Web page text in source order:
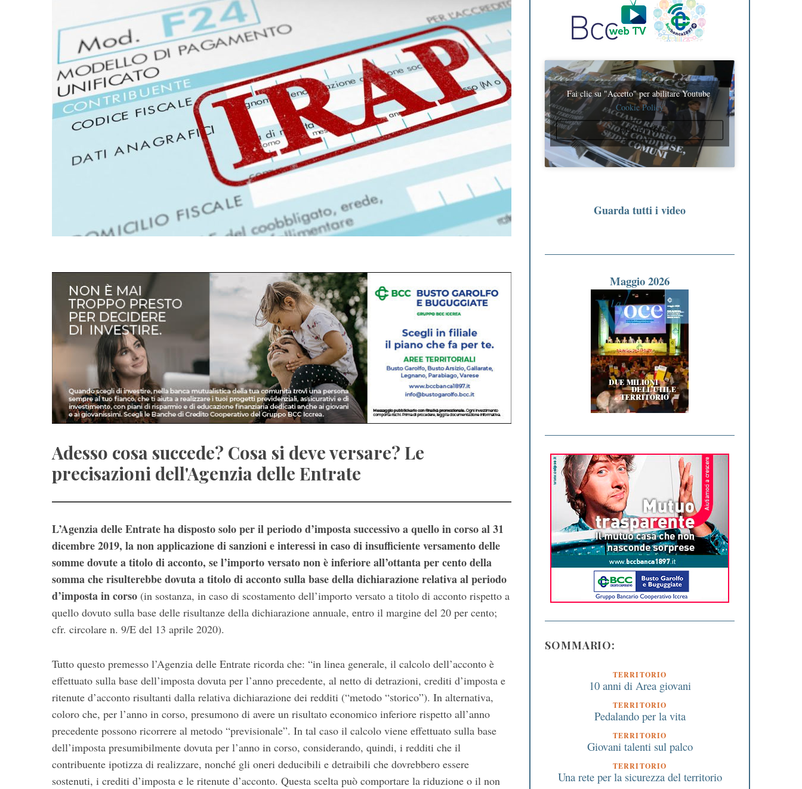
Adesso cosa succede? Cosa si deve versare? Le
precisazioni dell'Agenzia delle Entrate
L’Agenzia delle Entrate ha disposto solo per il periodo d’imposta successivo a quello in corso al 31
dicembre 2019, la non applicazione di sanzioni e interessi in caso di insufficiente versamento delle
somme dovute a titolo di acconto, se l’importo versato non è inferiore all’ottanta per cento della
somma che risulterebbe dovuta a titolo di acconto sulla base della dichiarazione relativa al periodo
d’imposta in corso (in sostanza, in caso di scostamento dell’importo versato a titolo di acconto rispetto a
quello dovuto sulla base delle risultanze della dichiarazione annuale, entro il margine del 20 per cento;
cfr. circolare n. 9/E del 13 aprile 2020).
Tutto questo premesso l’Agenzia delle Entrate ricorda che: “in linea generale, il calcolo dell’acconto è
effettuato sulla base dell’imposta dovuta per l’anno precedente, al netto di detrazioni, crediti d’imposta e
ritenute d’acconto risultanti dalla relativa dichiarazione dei redditi (“metodo “storico”). In alternativa,
coloro che, per l’anno in corso, presumono di avere un risultato economico inferiore rispetto all’anno
precedente possono ricorrere al metodo “previsionale”. In tal caso il calcolo viene effettuato sulla base
dell’imposta presumibilmente dovuta per l’anno in corso, considerando, quindi, i redditi che il
contribuente ipotizza di realizzare, nonché gli oneri deducibili e detraibili che dovrebbero essere
sostenuti, i crediti d’imposta e le ritenute d’acconto. Questa scelta può comportare la riduzione o il non
Fai clic su "Accetto" per abilitare Youtube
Cookie Policy
ACCETTO
Guarda tutti i video
Maggio 2026
SOMMARIO:
TERRITORIO
10 anni di Area giovani
TERRITORIO
Pedalando per la vita
TERRITORIO
Giovani talenti sul palco
TERRITORIO
Una rete per la sicurezza del territorio
e
a
r
h
f
o
r